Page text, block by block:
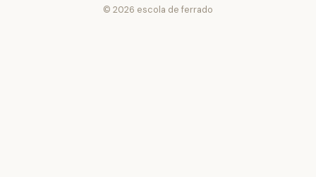
© 2026 escola de ferrado